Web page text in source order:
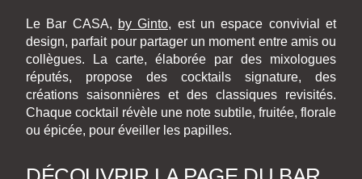
Le Bar CASA, by Ginto, est un espace convivial et
design, parfait pour partager un moment entre amis ou
collègues. La carte, élaborée par des mixologues
réputés, propose des cocktails signature, des
créations saisonnières et des classiques revisités.
Chaque cocktail révèle une note subtile, fruitée, florale
ou épicée, pour éveiller les papilles.